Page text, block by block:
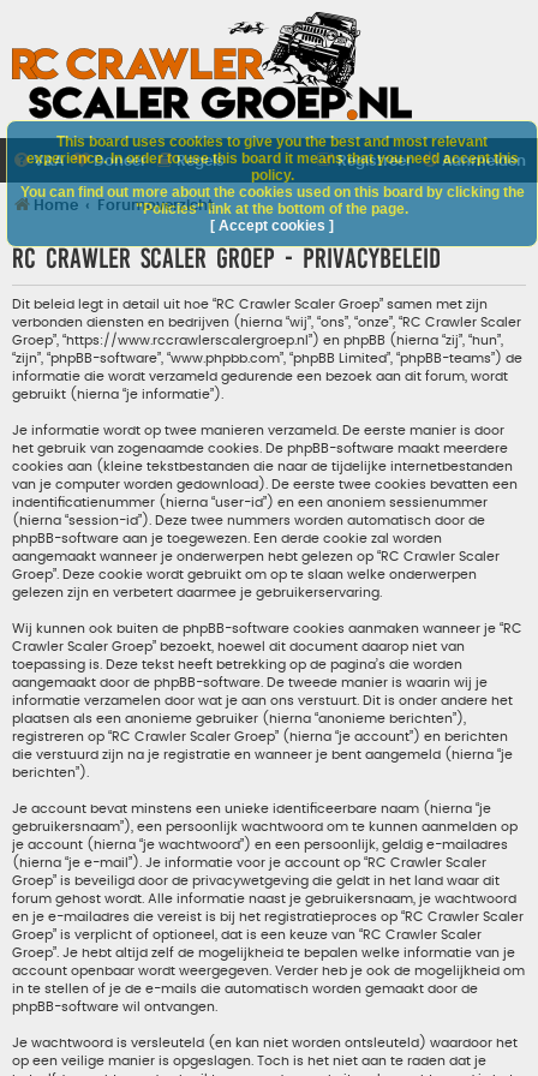
V&A Doneer Regels Aanmelden
Registreer
Home Forumoverzicht
RC Crawler Scaler Groep - Privacybeleid
Dit beleid legt in detail uit hoe “RC Crawler Scaler Groep” samen met zijn
verbonden diensten en bedrijven (hierna “wij”, “ons”, “onze”, “RC Crawler Scaler
Groep”, “https://www.rccrawlerscalergroep.nl”) en phpBB (hierna “zij”, “hun”,
“zijn”, “phpBB-software”, “www.phpbb.com”, “phpBB Limited”, “phpBB-teams”) de
informatie die wordt verzameld gedurende een bezoek aan dit forum, wordt
gebruikt (hierna “je informatie”).
Je informatie wordt op twee manieren verzameld. De eerste manier is door
het gebruik van zogenaamde cookies. De phpBB-software maakt meerdere
cookies aan (kleine tekstbestanden die naar de tijdelijke internetbestanden
van je computer worden gedownload). De eerste twee cookies bevatten een
indentificatienummer (hierna “user-id”) en een anoniem sessienummer
(hierna “session-id”). Deze twee nummers worden automatisch door de
phpBB-software aan je toegewezen. Een derde cookie zal worden
aangemaakt wanneer je onderwerpen hebt gelezen op “RC Crawler Scaler
Groep”. Deze cookie wordt gebruikt om op te slaan welke onderwerpen
gelezen zijn en verbetert daarmee je gebruikerservaring.
Wij kunnen ook buiten de phpBB-software cookies aanmaken wanneer je “RC
Crawler Scaler Groep” bezoekt, hoewel dit document daarop niet van
toepassing is. Deze tekst heeft betrekking op de pagina’s die worden
aangemaakt door de phpBB-software. De tweede manier is waarin wij je
informatie verzamelen door wat je aan ons verstuurt. Dit is onder andere het
plaatsen als een anonieme gebruiker (hierna “anonieme berichten”),
registreren op “RC Crawler Scaler Groep” (hierna “je account”) en berichten
die verstuurd zijn na je registratie en wanneer je bent aangemeld (hierna “je
berichten”).
Je account bevat minstens een unieke identificeerbare naam (hierna “je
gebruikersnaam”), een persoonlijk wachtwoord om te kunnen aanmelden op
je account (hierna “je wachtwoord”) en een persoonlijk, geldig e-mailadres
(hierna “je e-mail”). Je informatie voor je account op “RC Crawler Scaler
Groep” is beveiligd door de privacywetgeving die geldt in het land waar dit
forum gehost wordt. Alle informatie naast je gebruikersnaam, je wachtwoord
en je e-mailadres die vereist is bij het registratieproces op “RC Crawler Scaler
Groep” is verplicht of optioneel, dat is een keuze van “RC Crawler Scaler
Groep”. Je hebt altijd zelf de mogelijkheid te bepalen welke informatie van je
account openbaar wordt weergegeven. Verder heb je ook de mogelijkheid om
in te stellen of je de e-mails die automatisch worden gemaakt door de
phpBB-software wil ontvangen.
Je wachtwoord is versleuteld (en kan niet worden ontsleuteld) waardoor het
op een veilige manier is opgeslagen. Toch is het niet aan te raden dat je
This board uses cookies to give you the best and most relevant
experience. In order to use this board it means that you need accept this
policy.
You can find out more about the cookies used on this board by clicking the
"Policies" link at the bottom of the page.
[ Accept cookies ]